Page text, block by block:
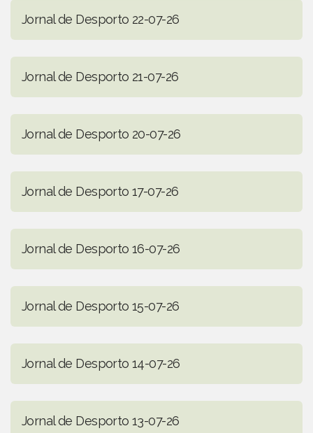
Jornal de Desporto 22-07-26
Jornal de Desporto 21-07-26
Jornal de Desporto 20-07-26
Jornal de Desporto 17-07-26
Jornal de Desporto 16-07-26
Jornal de Desporto 15-07-26
Jornal de Desporto 14-07-26
Jornal de Desporto 13-07-26